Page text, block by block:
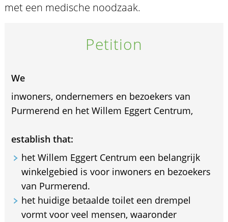
met een medische noodzaak.
Petition
We
inwoners, ondernemers en bezoekers van
Purmerend en het Willem Eggert Centrum,
establish that:
het Willem Eggert Centrum een belangrijk
winkelgebied is voor inwoners en bezoekers
van Purmerend.
het huidige betaalde toilet een drempel
vormt voor veel mensen, waaronder